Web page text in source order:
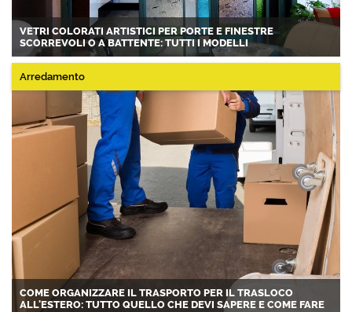
VETRI COLORATI ARTISTICI PER PORTE E FINESTRE
SCORREVOLI O A BATTENTE: TUTTI I MODELLI
Arredamento
COME ORGANIZZARE IL TRASPORTO PER IL TRASLOCO
ALL'ESTERO: TUTTO QUELLO CHE DEVI SAPERE E COME FARE